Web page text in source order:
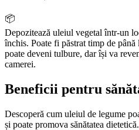
📦
Depozitează uleiul vegetal într-un
închis. Poate fi păstrat timp de
poate deveni tulbure, dar își va
camerei.
Beneficii pentru
Descoperă cum uleiul de legume
și poate promova sănătatea dietetică.